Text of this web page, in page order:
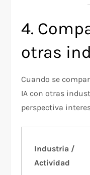
4.
otras
Cuando se
IA con otras
perspectiva
Industria /
Actividad